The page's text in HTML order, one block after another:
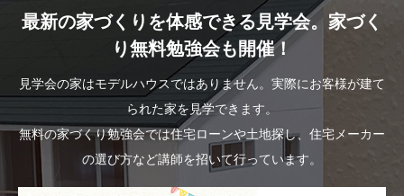
最新の家づくりを体感できる見学会。家づく
り無料勉強会も開催！
見学会の家はモデルハウスではありません。実際にお客様が建て
られた家を見学できます。
無料の家づくり勉強会では住宅ローンや土地探し、住宅メーカー
の選び方など講師を招いて行っています。